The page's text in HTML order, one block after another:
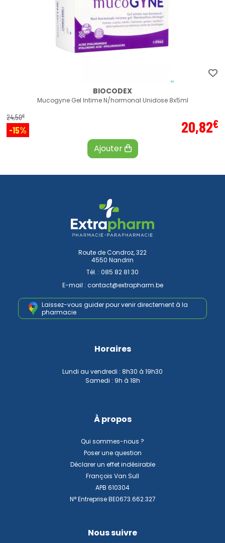
BIOCODEX
Mucogyne Gel Intime N/hormonal Unidose 8x5ml
24,50€
-15% 20,82€
Ajouter
Route de Condroz, 322
4550 Nandrin
Tél. : 085 82 81 30
E-mail : contact@extrapharm.be
Laissez-vous guider pour venirdirectement à la
pharmacie
Horaires
Lundi au vendredi : 8h30 à 19h30
Samedi : 9h à 18h
À propos
Qui sommes-nous ?
Poser une question
Déclarer un effet indésirable
François Van Sull
APB 610304
N° Entreprise BE0673.662.327
Nous suivre